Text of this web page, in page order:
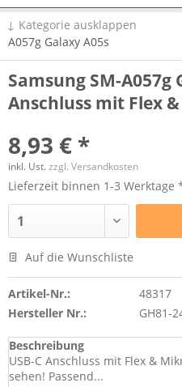
↓ Kategorie ausklappen
A057g Galaxy A05s
Samsung SM-A057g
Anschluss mit Flex
8,93 € *
inkl. Ust.zzgl. Versandkosten
Lieferzeit binnen 1-3 Werktage
Auf die Wunschliste
Artikel-Nr.:
48317
Hersteller Nr.:
GH81-
Beschreibung
USB-C Anschluss mit Flex &
sehen! Passend...